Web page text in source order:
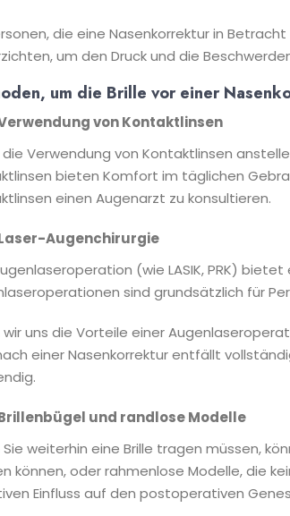
die eine Nasenkorrektur in
um den Druck und die
um die Brille vor einer
von Kontaktlinsen
die Verwendung von Kontaktlinsen
bieten Komfort im täglichen
einen Augenarzt zu konsultieren.
Augenchirurgie
(wie LASIK, PRK)
sind grundsätzlich für
wir uns die Vorteile einer
einer Nasenkorrektur entfällt
und randlose Modelle
Sie weiterhin eine Brille tragen müssen,
können, oder rahmenlose Modelle, die
Einfluss auf den postoperativen